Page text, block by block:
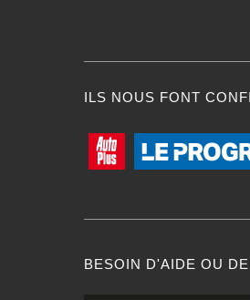
ILS NOUS FONT
BESOIN D'AIDE OU